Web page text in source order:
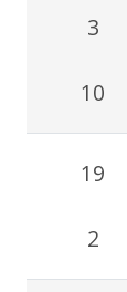
3
10
19
2